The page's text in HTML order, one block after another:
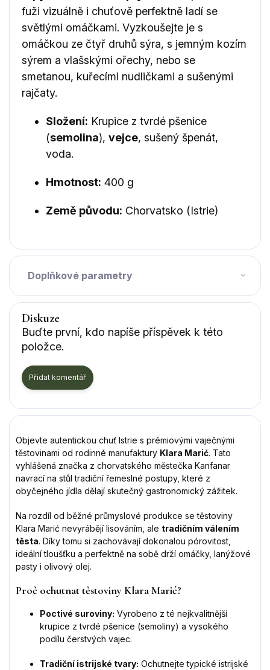
fuži vizuálně i chuťově perfektně ladí se
světlými omáčkami. Vyzkoušejte je s
omáčkou ze čtyř druhů sýra, s jemným kozím
sýrem a vlašskými ořechy, nebo se
smetanou, kuřecími nudličkami a sušenými
rajčaty.
Složení: Krupice z tvrdé pšenice
(semolina), vejce, sušený špenát,
voda.
Hmotnost: 400 g
Země původu: Chorvatsko (Istrie)
Doplňkové parametry
Diskuze
Buďte první, kdo napíše příspěvek k této
položce.
Přidat komentář
Objevte autentickou chuť Istrie s prémiovými vaječnými
těstovinami od rodinné manufaktury Klara Marić. Tato
vyhlášená značka z chorvatského městečka Kanfanar
navrací na stůl tradiční řemeslné postupy, které z
obyčejného jídla dělají skutečný gastronomický zážitek.
Na rozdíl od běžné průmyslové produkce se těstoviny
Klara Marić nevyrábějí lisováním, ale tradičním válením
těsta. Díky tomu si zachovávají dokonalou pórovitost,
ideální tloušťku a perfektně na sobě drží omáčky, lanýžové
pasty i olivový olej.
Proč ochutnat těstoviny Klara Marić?
Poctivé suroviny: Vyrobeno z té nejkvalitnější
krupice z tvrdé pšenice (semoliny) a vysokého
podílu čerstvých vajec.
Tradiční istrijské tvary: Ochutnejte typické istrijské